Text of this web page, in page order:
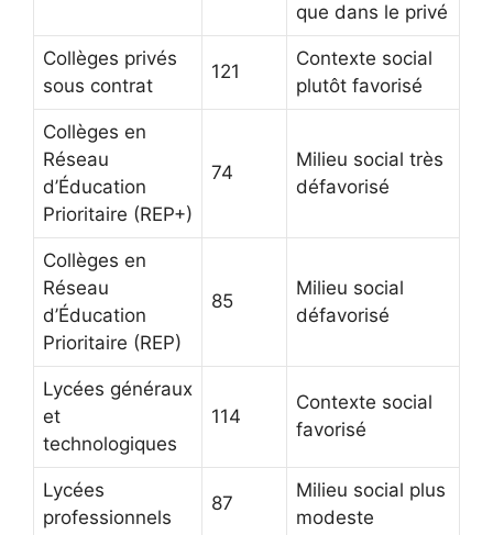
que dans le privé
Collèges privés
sous contrat
121
Contexte social
plutôt favorisé
Collèges en
Réseau
d’Éducation
Prioritaire (REP+)
74
Milieu social très
défavorisé
Collèges en
Réseau
d’Éducation
Prioritaire (REP)
85
Milieu social
défavorisé
Lycées généraux
et
technologiques
114
Contexte social
favorisé
Lycées
professionnels
87
Milieu social plus
modeste